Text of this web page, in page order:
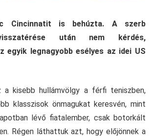
Cincinnatit is behúzta. A szerb
érése után nem kérdés,
egyik legnagyobb esélyes az idei US
kisebb hullámvölgy a férfi teniszben,
klasszisok önmagukat keresvén, mint
lévő fiatalember, csak botorkált
Régen láthattuk azt, hogy előjönnek a